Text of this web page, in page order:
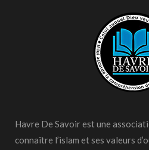
Havre De Savoir est une
connaître l’islam et ses valeurs